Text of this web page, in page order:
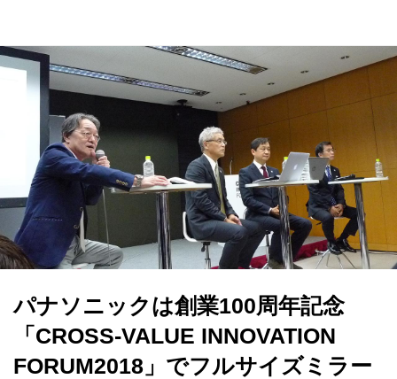
パナソニックは創業100周年記念
「CROSS-VALUE INNOVATION
FORUM2018」でフルサイズミラー